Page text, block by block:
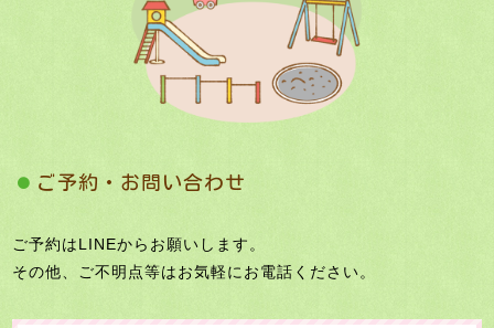
ご予約・お問い合わせ
ご予約はLINEからお願いします。
その他、ご不明点等はお気軽にお電話ください。